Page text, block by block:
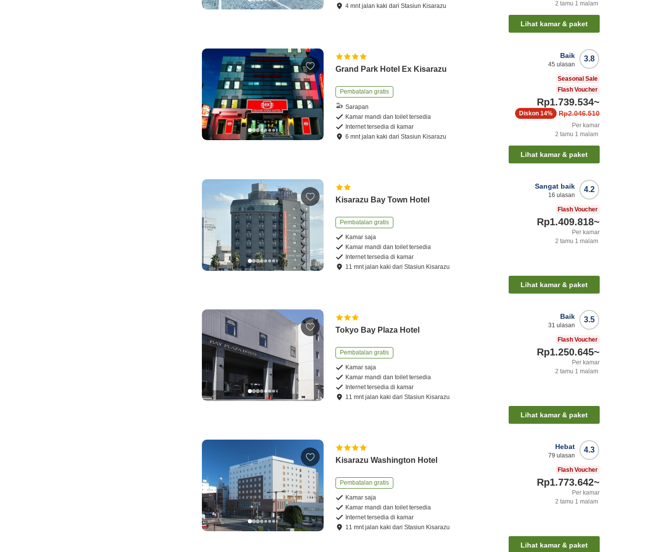
4 mntjalan kaki dariStasiun Kisarazu
2 tamu 1 malam
Lihat kamar & paket
Grand Park Hotel Ex Kisarazu
Pembatalan gratis
Sarapan
Kamar mandi dan toilet tersedia
Internet tersedia di kamar
6 mntjalan kaki dariStasiun Kisarazu
3.8
Baik
45 ulasan
Seasonal Sale
Flash Voucher
Rp1.739.534~
Rp2.046.510
Diskon 14%
Per kamar
2 tamu 1 malam
Lihat kamar & paket
Kisarazu Bay Town Hotel
Pembatalan gratis
Kamar saja
Kamar mandi dan toilet tersedia
Internet tersedia di kamar
11 mntjalan kaki dariStasiun Kisarazu
4.2
Sangat baik
16 ulasan
Flash Voucher
Rp1.409.818~
Per kamar
2 tamu 1 malam
Lihat kamar & paket
Tokyo Bay Plaza Hotel
Pembatalan gratis
Kamar saja
Kamar mandi dan toilet tersedia
Internet tersedia di kamar
11 mntjalan kaki dariStasiun Kisarazu
3.5
Baik
31 ulasan
Flash Voucher
Rp1.250.645~
Per kamar
2 tamu 1 malam
Lihat kamar & paket
Kisarazu Washington Hotel
Pembatalan gratis
Kamar saja
Kamar mandi dan toilet tersedia
Internet tersedia di kamar
11 mntjalan kaki dariStasiun Kisarazu
4.3
Hebat
79 ulasan
Flash Voucher
Rp1.773.642~
Per kamar
2 tamu 1 malam
Lihat kamar & paket